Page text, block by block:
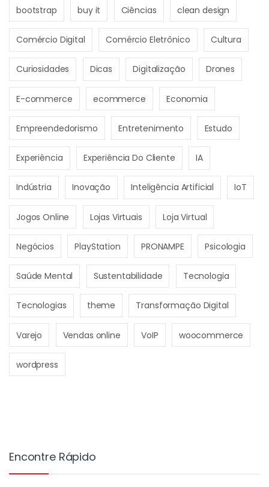
bootstrap buy it Ciências clean design
Comércio Digital Comércio Eletrônico Cultura
Curiosidades Dicas Digitalização Drones
E-commerce ecommerce Economia
Empreendedorismo Entretenimento Estudo
Experiência Experiência Do Cliente IA
Indústria Inovação Inteligência Artificial IoT
Jogos Online Lojas Virtuais Loja Virtual
Negócios PlayStation PRONAMPE Psicologia
Saúde Mental Sustentabilidade Tecnologia
Tecnologias theme Transformação Digital
Varejo Vendas online VoIP woocommerce
wordpress
Encontre Rápido